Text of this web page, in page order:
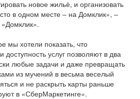
новое жильё, и организовать
в одном месте – на Домклик», –
«Домклик».
мы хотели показать, что
услуг позволяют в два
любые задачи и даже превращать
из мучений в весьма веселый
и не раскрыть карты раньше
в «СберМаркетинге».